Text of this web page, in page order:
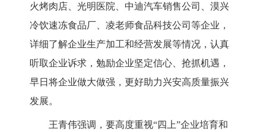
火烤肉店、光明医院、 中迪汽车销售公司
、漠兴
冷饮速冻食品厂、凌老师食品科技公司等企业，
详细了解企业生产加工和经营发展等情况，认真
听取企业诉求，勉励企业坚定信心、抢抓机遇，
早日将企业做大做强，更好助力兴安高质量振兴
发展。
王青伟强调，要高度重视“四上”企业培育和